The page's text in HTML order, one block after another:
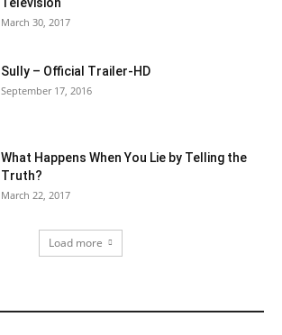
March 30, 2017
Sully – Official Trailer-HD
September 17, 2016
What Happens When You Lie by Telling the
Truth?
March 22, 2017
Load more